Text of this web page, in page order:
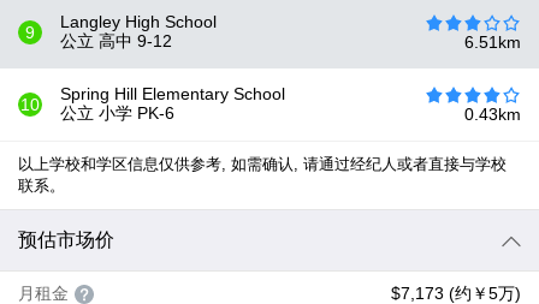
9
Langley High School
公立 高中 9-12 6.51 km
10
Spring Hill Elementary School
公立 小学 PK-6 0.43km
以上学校和学区信息仅供参考, 如需确认, 请通过经纪人或者直接与学校
联系。
预估市场价
月租金 $7,173 (约￥5万)